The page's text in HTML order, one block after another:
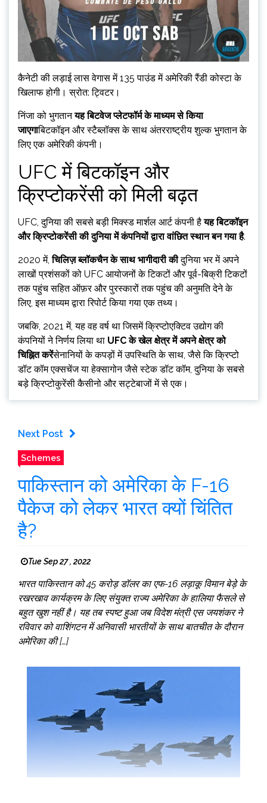
कैनेटी की लड़ाई लास वेगास में 135 पाउंड में अमेरिकी रैंडी कोस्टा के
खिलाफ होगी। स्रोत: ट्विटर।
निंजा को भुगतानयह बिटवेज प्लेटफॉर्म के माध्यम से किया
जाएगाबिटकॉइन और स्टैब्लॉक्स के साथ अंतरराष्ट्रीय शुल्क भुगतान के
लिए एक अमेरिकी कंपनी।
UFC में बिटकॉइन और
क्रिप्टोकरेंसी को मिली बढ़त
UFC, दुनिया की सबसे बड़ी मिक्स्ड मार्शल आर्ट कंपनी हैयह बिटकॉइन
और क्रिप्टोकरेंसी की दुनिया में कंपनियों द्वारा वांछित स्थान बन गया है.
2020 में,चिलिज़ ब्लॉकचैन के साथ भागीदारी कीदुनिया भर में अपने
लाखों प्रशंसकों को UFC आयोजनों के टिकटों और पूर्व-बिक्री टिकटों
तक पहुंच सहित ऑफ़र और पुरस्कारों तक पहुंच की अनुमति देने के
लिए, इस माध्यम द्वारा रिपोर्ट किया गया एक तथ्य।
जबकि, 2021 में, यह वह वर्ष था जिसमें क्रिप्टोएक्टिव उद्योग की
कंपनियों ने निर्णय लिया था UFC के खेल क्षेत्र में अपने क्षेत्र को
चिह्नित करेंसेनानियों के कपड़ों में उपस्थिति के साथ, जैसे कि क्रिप्टो
डॉट कॉम एक्सचेंज या हेक्सागोन जैसे स्टेक डॉट कॉम, दुनिया के सबसे
बड़े क्रिप्टोकुरेंसी कैसीनो और सट्टेबाजों में से एक।
Next Post
Schemes
पाकिस्तान को अमेरिका के F-16
पैकेज को लेकर भारत क्यों चिंतित
है?
Tue Sep 27 , 2022
भारत पाकिस्तान को 45 करोड़ डॉलर का एफ-16 लड़ाकू विमान बेड़े के
रखरखाव कार्यक्रम के लिए संयुक्त राज्य अमेरिका के हालिया फैसले से
बहुत खुश नहीं है। यह तब स्पष्ट हुआ जब विदेश मंत्री एस जयशंकर ने
रविवार को वाशिंगटन में अनिवासी भारतीयों के साथ बातचीत के दौरान
अमेरिका की […]